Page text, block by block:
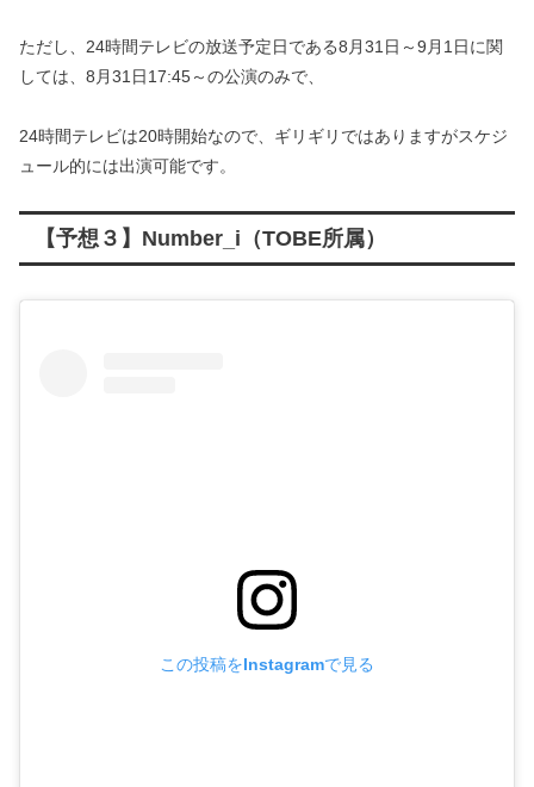
ただし、24時間テレビの放送予定日である8月31日～9月1日に関
しては、8月31日17:45～の公演のみで、
24時間テレビは20時開始なので、ギリギリではありますがスケジ
ュール的には出演可能です。
【予想３】Number_i（TOBE所属）
この投稿をInstagramで見る